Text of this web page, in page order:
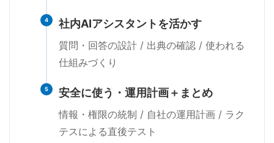
4 社内AIアシスタントを活かす
質問・回答の設計 / 出典の確認 / 使われる
仕組みづくり
5 安全に使う・運用計画＋まとめ
情報・権限の統制 / 自社の運用計画 / ラク
テスによる直後テスト